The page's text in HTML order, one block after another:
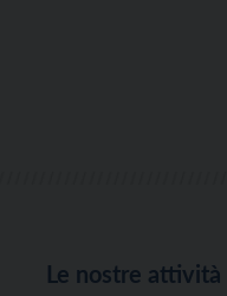
Le nostre attività